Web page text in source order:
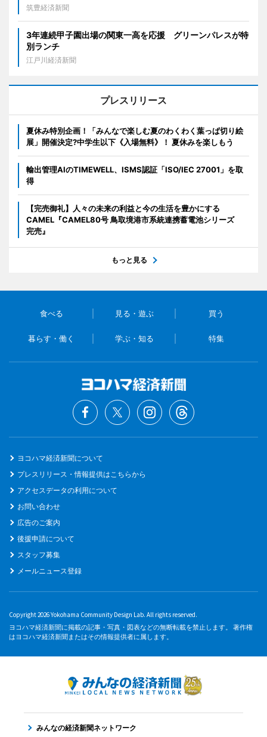
筑豊経済新聞
3年連続甲子園出場の関東一高を応援 グリーンパレスが特
別ランチ
江戸川経済新聞
プレスリリース
夏休み特別企画！「みんなで楽しむ夏のわくわく葉っぱ切り絵
展」開催決定?中学生以下《入場無料》！ 夏休みを楽しもう
輸出管理AIのTIMEWELL、ISMS認証「ISO/IEC 27001」を取
得
【完売御礼】人々の未来の利益と今の生活を豊かにする
CAMEL『CAMEL80号 鳥取境港市系統連携蓄電池シリーズ
完売』
もっと見る
食べる 見る・遊ぶ 買う
暮らす・働く 学ぶ・知る 特集
ヨコハマ経済新聞について
プレスリリース・情報提供はこちらから
アクセスデータの利用について
お問い合わせ
広告のご案内
後援申請について
スタッフ募集
メールニュース登録
Copyright 2026 Yokohama Community Design Lab. All rights reserved.
ヨコハマ経済新聞に掲載の記事・写真・図表などの無断転載を禁止します。 著作権
はヨコハマ経済新聞またはその情報提供者に属します。
みんなの経済新聞ネットワーク